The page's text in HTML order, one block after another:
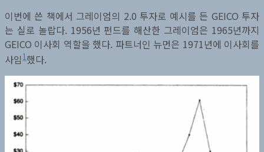
이번에 쓴 책에서 그레이엄의 2.0 투자로 예시를 든 GEICO 투자
는 실로 놀랍다. 1956년 펀드를 해산한 그레이엄은 1965년까지
GEICO 이사회 역할을 했다. 파트너인 뉴먼은 1971년에 이사회를
사임 1 했다.